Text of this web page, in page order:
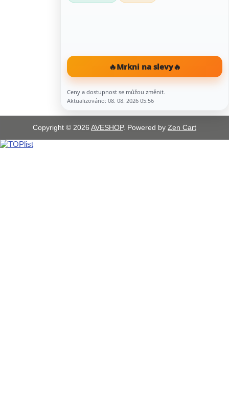
🔥Mrkni na slevy🔥
Ceny a dostupnost se můžou změnit.
Aktualizováno: 08. 08. 2026 05:56
Copyright © 2026 AVESHOP. Powered by Zen Cart